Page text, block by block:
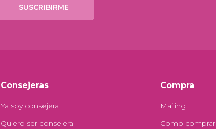
SUSCRIBIRME
Consejeras
Ya soy consejera
Quiero ser consejera
Compra
Mailing
Como comprar